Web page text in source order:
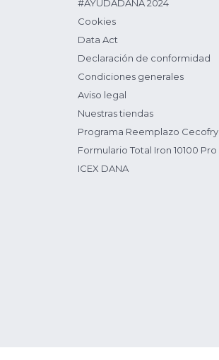
#AYUDADANA 2024
Cookies
Data Act
Declaración de conformidad
Condiciones generales
Aviso legal
Nuestras tiendas
Programa Reemplazo Cecofry
Formulario Total Iron 10100 Pro
ICEX DANA